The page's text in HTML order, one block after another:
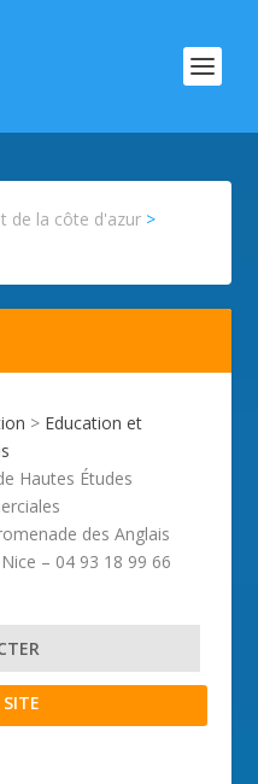
de la côte d'azur >
> Education et
Hautes Études
des Anglais
– 04 93 18 99 66